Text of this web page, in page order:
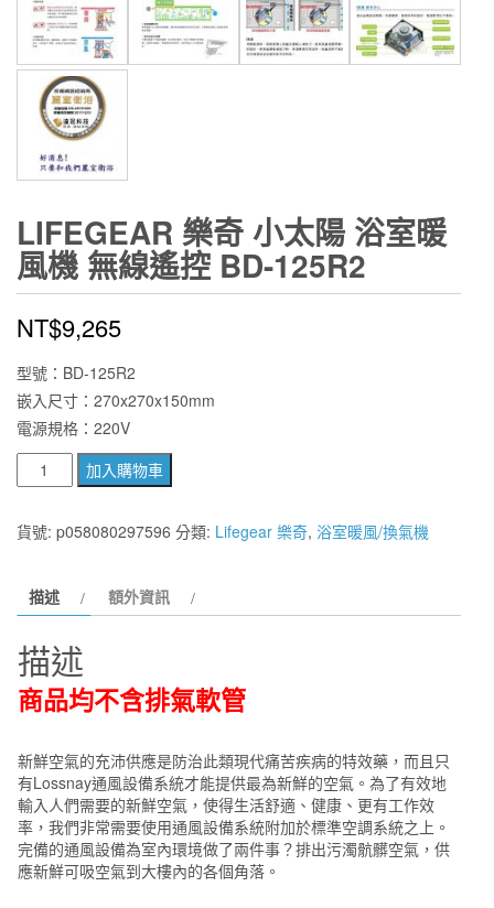
LIFEGEAR 樂奇 小太陽 浴室暖
風機 無線遙控 BD-125R2
NT$9,265
型號：BD-125R2
嵌入尺寸：270x270x150mm
電源規格：220V
Lifegear
樂
奇
小
陽
室
暖
風
無
線
遙
控
BD-
加入購物車
貨號: p058080297596 分類: Lifegear 樂奇, 浴室暖風/換氣機
描述 額外資訊
描述
商品均不含排氣軟管
新鮮空氣的充沛供應是防治此類現代痛苦疾病的特效藥，而且只
有Lossnay通風設備系統才能提供最為新鮮的空氣。為了有效地
輸入人們需要的新鮮空氣，使得生活舒適、健康、更有工作效
率，我們非常需要使用通風設備系統附加於標準空調系統之上。
完備的通風設備為室內環境做了兩件事？排出污濁骯髒空氣，供
應新鮮可吸空氣到大樓內的各個角落。